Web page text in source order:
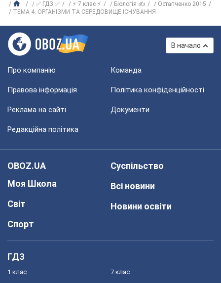
✅ ГДЗ ✅ ⚡ 7 клас ⚡ Біологія ✍
Остапченко 2015
ТЕМА 4. ОРГАНІЗМИ ТА СЕРЕДОВИЩЕ ІСНУВАННЯ
В начало
Про компанію Команда
Правова інформація Політика конфіденційності
Реклама на сайті Документи
Редакційна політика
OBOZ.UA
Моя Школа
Світ
Спорт
Суспільство
Всі новини
Новини освіти
ГДЗ
1 клас 7 клас